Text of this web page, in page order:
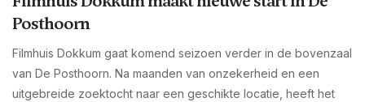
Posthoorn
Filmhuis Dokkum gaat komend seizoen verder in de bovenzaal
van De Posthoorn. Na maanden van onzekerheid en een
uitgebreide zoektocht naar een geschikte locatie, heeft het